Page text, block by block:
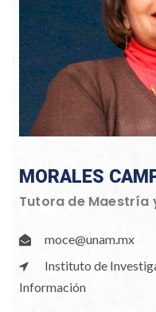
MORALES
Tutora de Maestría
moce@unam.mx
Instituto de
Información